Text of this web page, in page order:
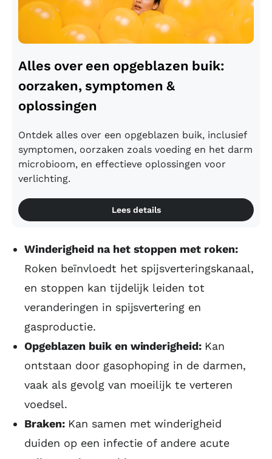
Alles over een opgeblazen buik:
oorzaken, symptomen &
oplossingen
Ontdek alles over een opgeblazen buik, inclusief
symptomen, oorzaken zoals voeding en het darm
microbioom, en effectieve oplossingen voor
verlichting.
Lees details
Winderigheid na het stoppen met roken:
Roken beïnvloedt het spijsverteringskanaal,
en stoppen kan tijdelijk leiden tot
veranderingen in spijsvertering en
gasproductie.
Opgeblazen buik en winderigheid: Kan
ontstaan door gasophoping in de darmen,
vaak als gevolg van moeilijk te verteren
voedsel.
Braken: Kan samen met winderigheid
duiden op een infectie of andere acute